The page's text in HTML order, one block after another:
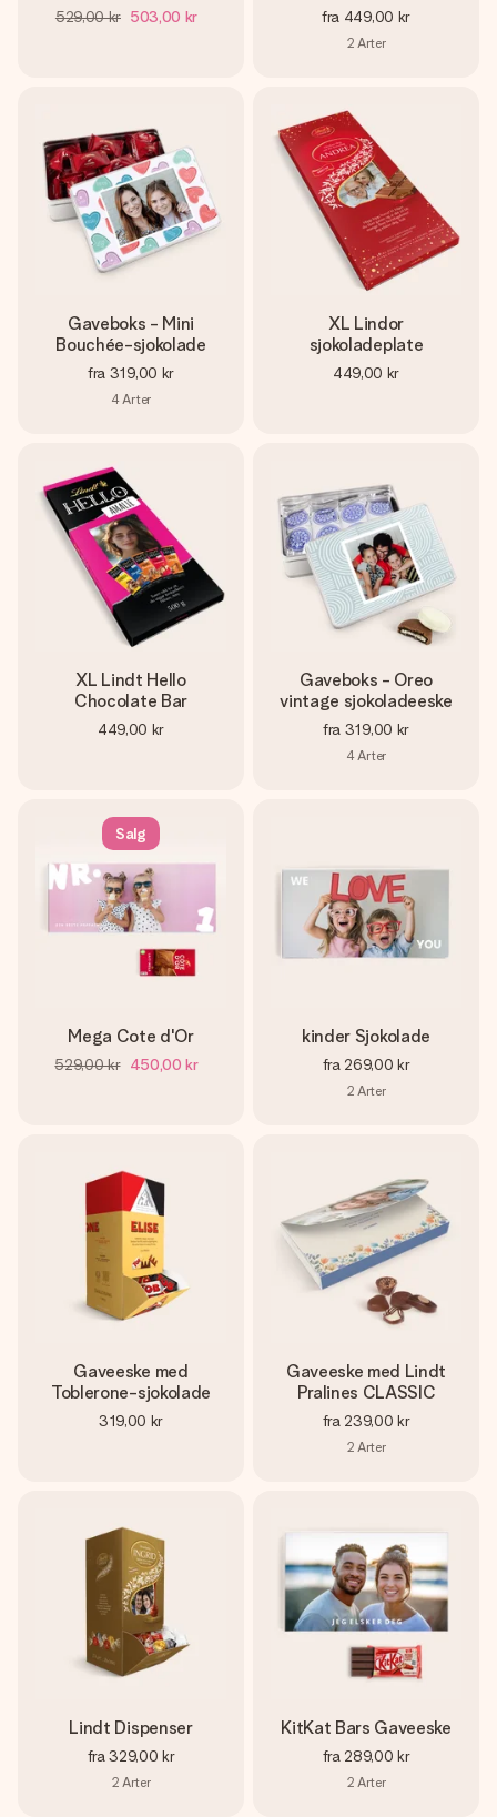
529,00 kr 503,00 kr fra 449,00 kr
2 Arter
Gaveboks - Mini
Bouchée-sjokolade
fra 319,00 kr
4Arter
XL Lindor
sjokoladeplate
449,00 kr
XL Lindt Hello
Chocolate Bar
449,00 kr
Gaveboks - Oreo
vintage sjokoladeeske
fra 319,00 kr
4Arter
Salg
Mega Cote d'Or
529,00 kr 450,00 kr
kinder Sjokolade
fra 269,00 kr
2 Arter
Gaveeske med
Toblerone-sjokolade
319,00 kr
Gaveeske med Lindt
Pralines CLASSIC
fra 239,00 kr
2 Arter
Lindt Dispenser
fra 329,00 kr
2 Arter
KitKat Bars Gaveeske
fra 289,00 kr
2 Arter